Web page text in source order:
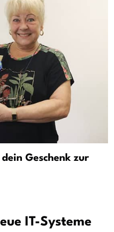
Geschenk zur
IT-Systeme